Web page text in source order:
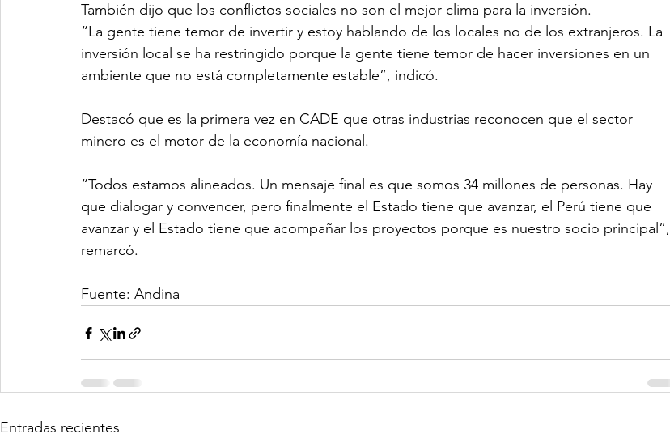
También dijo que los conflictos sociales no son el mejor clima para la inversión.
“La gente tiene temor de invertir y estoy hablando de los locales no de los extranjeros. La
inversión local se ha restringido porque la gente tiene temor de hacer inversiones en un
ambiente que no está completamente estable”, indicó.
Destacó que es la primera vez en CADE que otras industrias reconocen que el sector
minero es el motor de la economía nacional.
“Todos estamos alineados. Un mensaje final es que somos 34 millones de personas. Hay
que dialogar y convencer, pero finalmente el Estado tiene que avanzar, el Perú tiene que
avanzar y el Estado tiene que acompañar los proyectos porque es nuestro socio principal”,
remarcó.
Fuente: Andina
Entradas recientes